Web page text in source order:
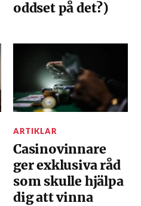
oddset på det?)
ARTIKLAR
Casinovinnare
ger exklusiva råd
som skulle hjälpa
dig att vinna